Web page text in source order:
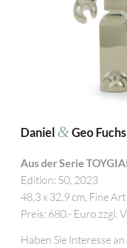
Daniel &Geo
Aus der Serie
Edition: 50, 2023
48,3 x 32,9 cm, Fine
Preis: 680.- Euro zzgl.
Haben Sie Interesse